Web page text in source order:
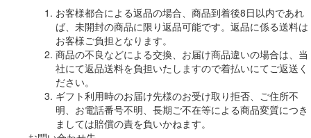
お客様都合による返品の場合、商品到着後8日以内であれ
ば、未開封の商品に限り返品可能です。返品に係る送料は
お客様ご負担となります。
商品の不良などによる交換、お届け商品違いの場合は、当
社にて返品送料を負担いたしますので着払いにてご返送く
ださい。
ギフト利用時のお届け先様のお受け取り拒否、ご住所不
明、お電話番号不明、長期ご不在等による商品変質につき
ましては賠償の責を負いかねます。